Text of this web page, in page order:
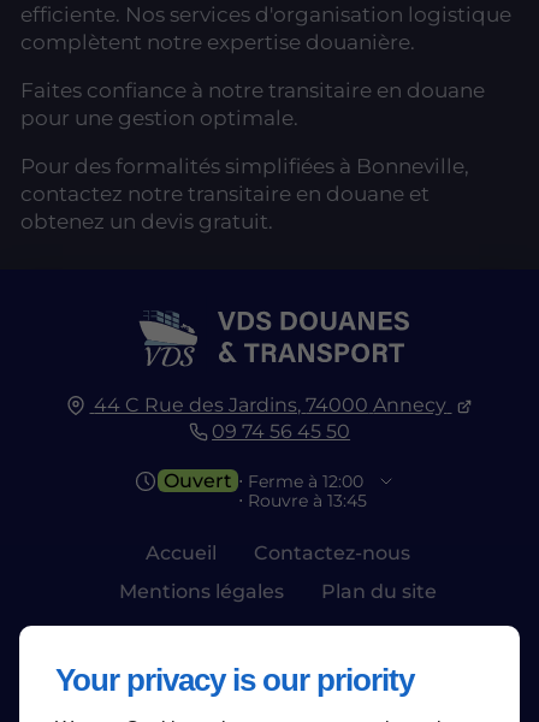
Your privacy is our priority
efficiente. Nos services d'organisation logistique
complètent notre expertise douanière.
Faites confiance à notre transitaire en douane
pour une gestion optimale.
Pour des formalités simplifiées à Bonneville,
contactez notre transitaire en douane et
obtenez un devis gratuit.
44 C Rue des Jardins, 74000 Annecy
09 74 56 45 50
Ouvert ⋅ Ferme à 12:00
⋅ Rouvre à 13:45
Accueil
Contactez-nous
Mentions légales
Plan du site